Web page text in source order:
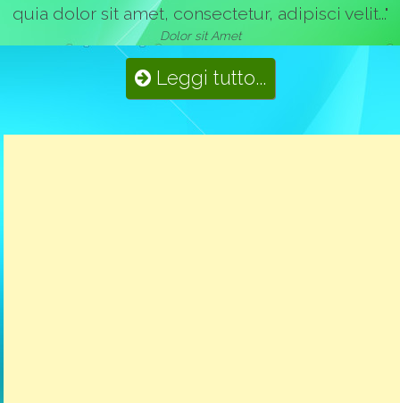
quia dolor sit amet, consectetur, adipisci velit..."
Dolor sit Amet
Leggi tutto...